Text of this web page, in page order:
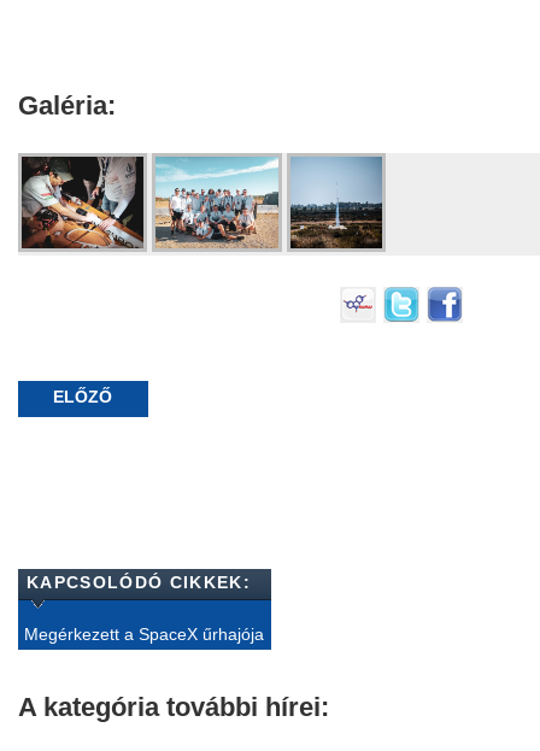
Galéria:
ELŐZŐ
KAPCSOLÓDÓ CIKKEK:
Megérkezett a SpaceX űrhajója
A kategória további hírei: